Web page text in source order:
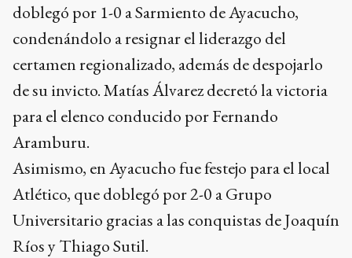
doblegó por 1-0 a Sarmiento de Ayacucho,
condenándolo a resignar el liderazgo del
certamen regionalizado, además de despojarlo
de su invicto. Matías Álvarez decretó la victoria
para el elenco conducido por Fernando
Aramburu.
Asimismo, en Ayacucho fue festejo para el local
Atlético, que doblegó por 2-0 a Grupo
Universitario gracias a las conquistas de Joaquín
Ríos y Thiago Sutil.